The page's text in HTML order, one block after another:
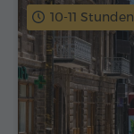
10-11 Stunden